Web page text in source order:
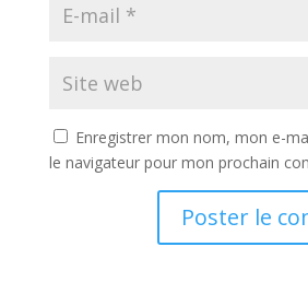
Enregistrer mon nom, mon e-
le navigateur pour mon prochain